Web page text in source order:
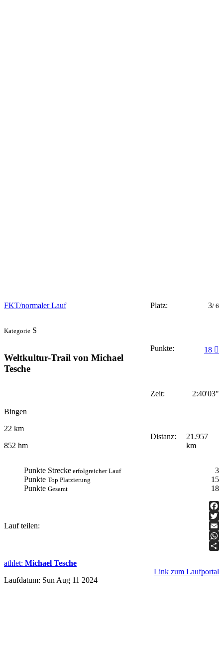
FKT/normaler Lauf
Kategorie S
Weltkultur-Trail von Michael
Tesche
Bingen
22 km
852 hm
Platz: 3/ 6
Punkte: 18
Zeit: 2:40'03"
Distanz: 21.957
km
Punkte Strecke erfolgreicher Lauf
3
Punkte Top Platzierung
15
Punkte Gesamt 18
Lauf teilen:
athlet: Michael Tesche
Laufdatum: Sun Aug 11 2024
Link zum Laufportal